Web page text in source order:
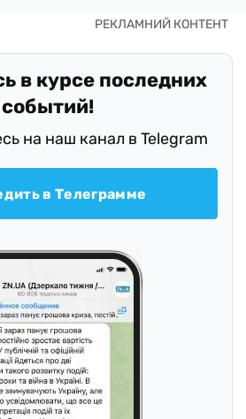
в курсе последних
событий!
на наш канал в Telegram
в Телеграмме